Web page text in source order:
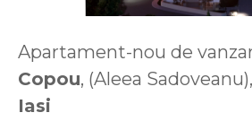
Apartament-nou de
Copou, (Aleea Sadoveanu),
Iasi